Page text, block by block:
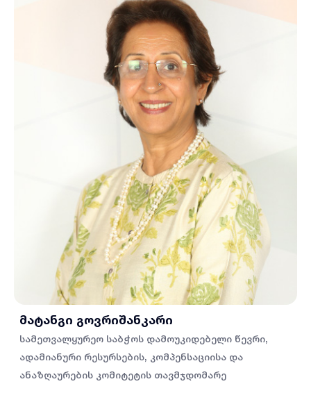
მატანგი გოვრიშანკარი
სამეთვალყურეო საბჭოს დამოუკიდებელი წევრი,
ადამიანური რესურსების, კომპენსაციისა და
ანაზღაურების კომიტეტის თავმჯდომარე